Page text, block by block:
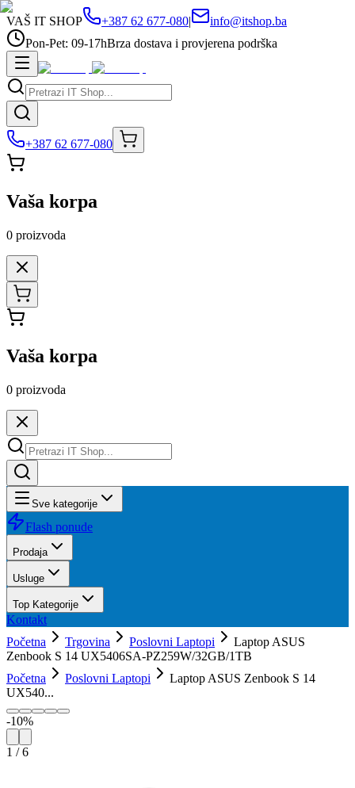
VAŠ IT SHOP +387 62 677-080|
info@itshop.ba
Pon-Pet: 09-17hBrza dostava i provjerena podrška
+387 62 677-080
Vaša korpa
0 proizvoda
Vaša korpa
0 proizvoda
Sve kategorije
Flash ponude
Prodaja
Usluge
Top Kategorije
Kontakt
Početna
Trgovina Poslovni Laptopi
Laptop ASUS
Zenbook S 14 UX5406SA-PZ259W/32GB/1TB
Početna
Poslovni Laptopi
Laptop ASUS Zenbook S 14
UX540...
-10%
1 /6